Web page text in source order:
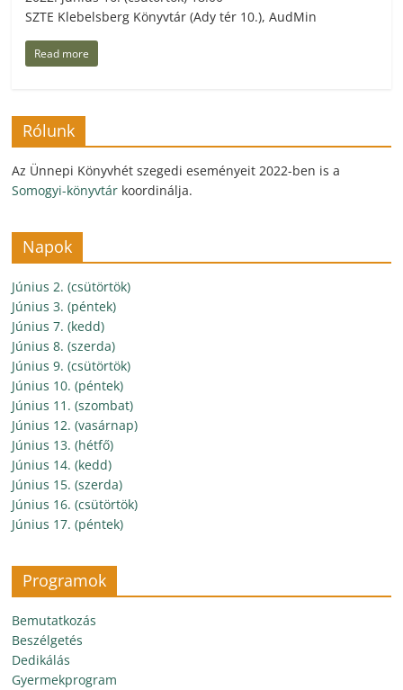
SZTE Klebelsberg Könyvtár (Ady tér 10.), AudMin
Read more
Rólunk
Az Ünnepi Könyvhét szegedi eseményeit 2022-ben is a
Somogyi-könyvtár koordinálja.
Napok
Június 2. (csütörtök)
Június 3. (péntek)
Június 7. (kedd)
Június 8. (szerda)
Június 9. (csütörtök)
Június 10. (péntek)
Június 11. (szombat)
Június 12. (vasárnap)
Június 13. (hétfő)
Június 14. (kedd)
Június 15. (szerda)
Június 16. (csütörtök)
Június 17. (péntek)
Programok
Bemutatkozás
Beszélgetés
Dedikálás
Gyermekprogram